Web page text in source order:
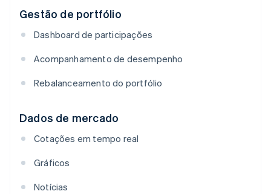
Gestão de portfólio
Dashboard de participações
Acompanhamento de desempenho
Rebalanceamento do portfólio
Dados de mercado
Cotações em tempo real
Gráficos
Notícias